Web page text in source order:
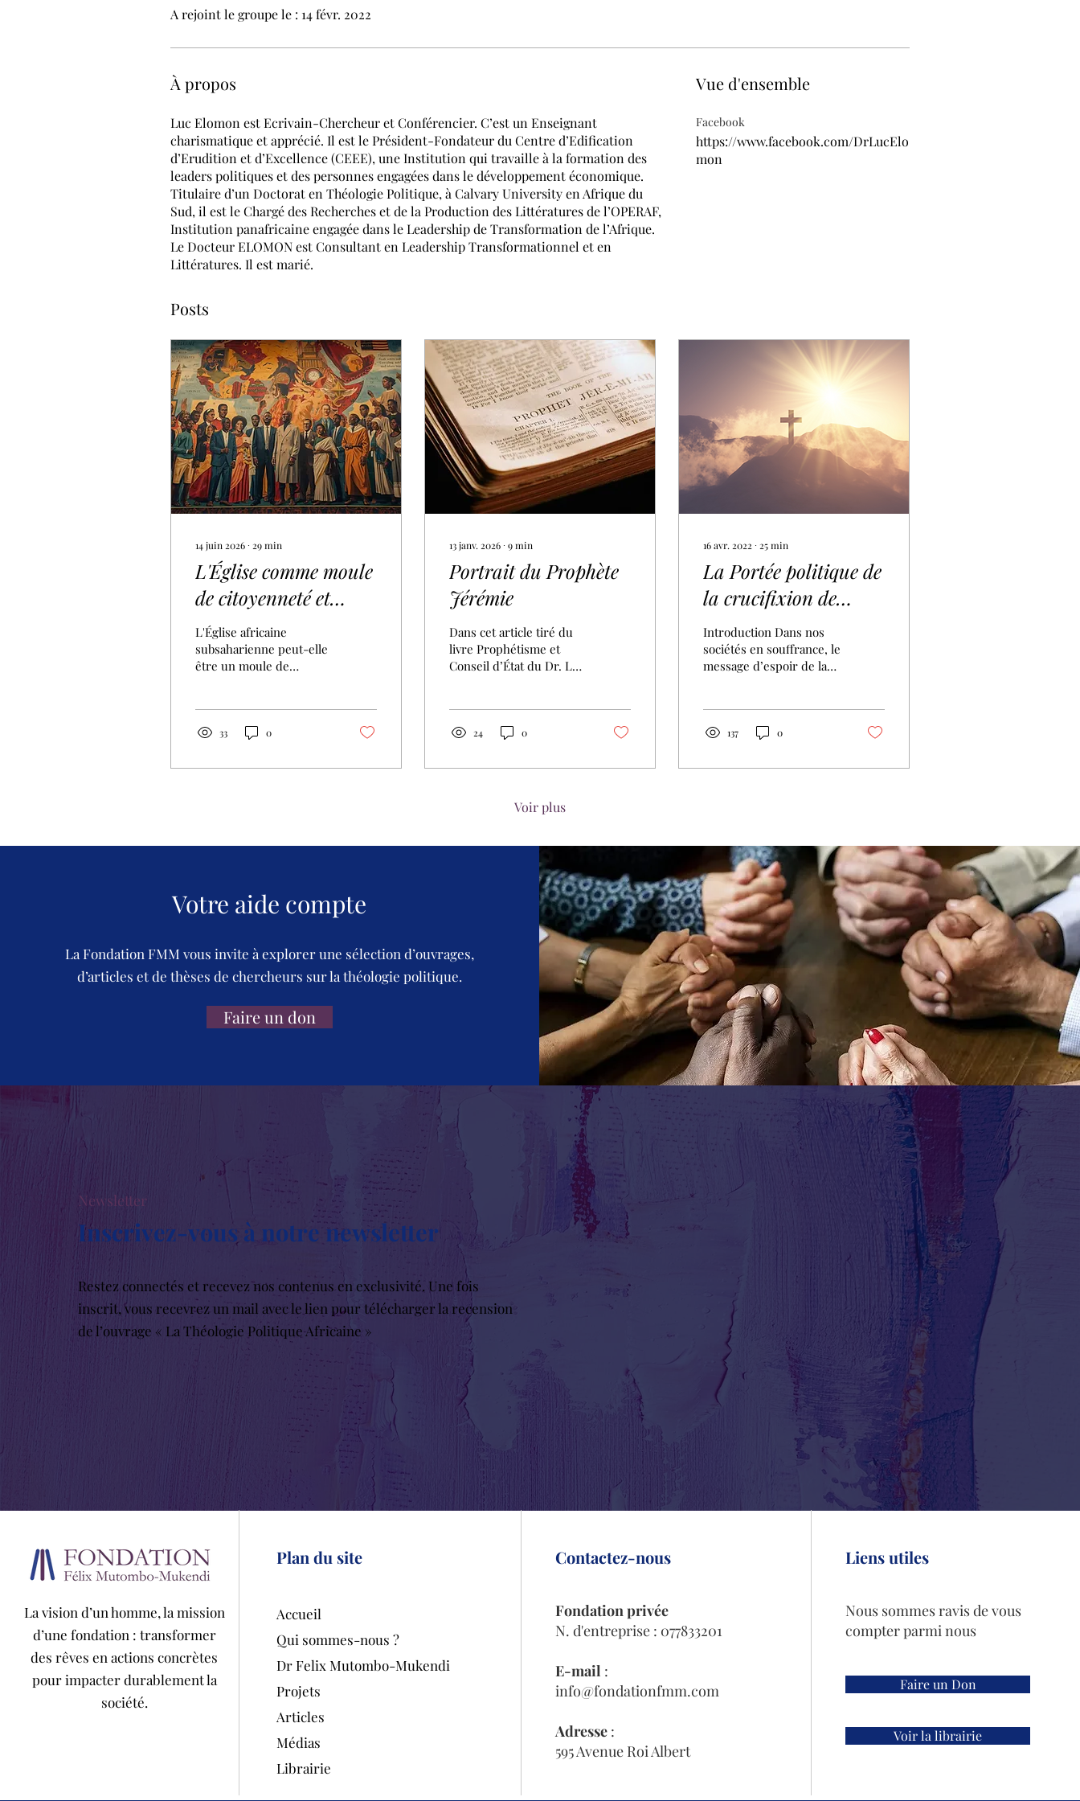
A rejoint le groupe le : 14 févr. 2022
À propos
Luc Elomon est Ecrivain-Chercheur et Conférencier. C’est un Enseignant
charismatique et apprécié. Il est le Président-Fondateur du Centre d’Edification
d’Erudition et d’Excellence (CEEE), une Institution qui travaille à la formation des
leaders politiques et des personnes engagées dans le développement économique.
Titulaire d’un Doctorat en Théologie Politique, à Calvary University en Afrique du
Sud, il est le Chargé des Recherches et de la Production des Littératures de l’OPERAF,
Institution panafricaine engagée dans le Leadership de Transformation de l’Afrique.
Le Docteur ELOMON est Consultant en Leadership Transformationnel et en
Littératures. Il est marié.
Vue d'ensemble
Facebook
https://www.facebook.com/DrLucElo
mon
Posts
14 juin 2026 ∙ 29min
L'Église comme moule
de citoyenneté et
acteur géopolitique en
Afrique
subsaharienne
L'Église africaine
subsaharienne peut-elle
être un moule de
fondements bibliques,
ecclésiologiques de cet
contemporains (Bénin,
33 0
13 janv. 2026 ∙ 9min
Portrait du Prophète
Jérémie
Dans cet article tiré du
livre Prophétisme et
Conseil d’État du Dr. Luc
personnage biblique et
les esprits de ceux qui
et l’influence de son
arrière-plan familial et
rôle dans son ministère
prophétique et sa
responsabilité de
conseiller d’État auprès
l’Éternel me fut
adressée, en ces mots :
Avant que je...
24 0
16 avr. 2022 ∙ 25min
La Portée politique de
la crucifixion de
Jésus
Introduction Dans nos
sociétés en souffrance, le
message d’espoir de la
autant d’actualité. Il y a
belles valeurs que le
toujours des conscrits
vétérans et nouveaux à la
cause du Roi et de nos
cités temporelles. Cette
étude propose une
perspective historique,
sociale et politique de la
crucifixion et de l'appel
de la...
137 0
Voir plus
Votre aide compte
La Fondation FMM vous invite à explorer une sélection d’ouvrages,
d’articles et de thèses de chercheurs sur la théologie politique.
Faire un don
Newsletter
Inscrivez-vous à notre newsletter
Restez connectés et recevez nos contenus en exclusivité. Une fois
inscrit, vous recevrez un mail avec le lien pour télécharger la recension
de l’ouvrage « La Théologie Politique Africaine »
Plan du site Contactez-nous Liens utiles
Nous sommes ravis de vous
compter parmi nous
Fondation privée
N. d'entreprise : 077833201
E-mail :
info@fondationfmm.com
Adresse :
595 Avenue Roi Albert
Accueil
Qui sommes-nous ?
Dr Felix Mutombo-Mukendi
Projets
Articles
Médias
Librairie
La vision d’un homme, la mission
d’une fondation : transformer
des rêves en actions concrètes
pour impacter durablement la
société.
Faire un Don
Voir la librairie